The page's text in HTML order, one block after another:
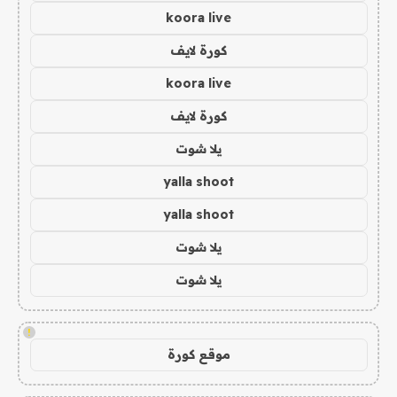
koora live
كورة لايف
koora live
كورة لايف
يلا شوت
yalla shoot
yalla shoot
يلا شوت
يلا شوت
!
موقع كورة